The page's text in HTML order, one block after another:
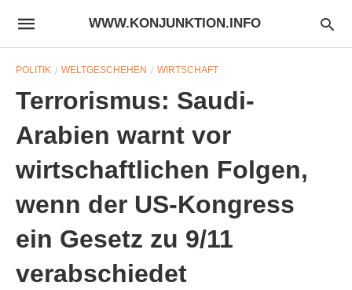
WWW.KONJUNKTION.INFO
POLITIK WELTGESCHEHEN WIRTSCHAFT
Terrorismus: Saudi-
Arabien warnt vor
wirtschaftlichen Folgen,
wenn der US-Kongress
ein Gesetz zu 9/11
verabschiedet